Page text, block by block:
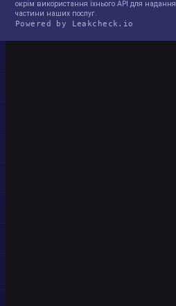
окрім використання їхнього API для надання
частини наших послуг.
Powered by Leakcheck.io